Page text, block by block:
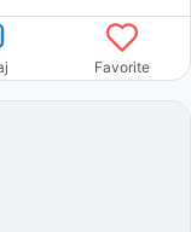
Favorite